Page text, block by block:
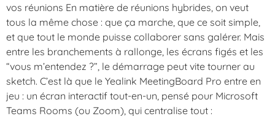
vos réunions En matière de réunions hybrides, on veut
tous la même chose : que ça marche, que ce soit simple,
et que tout le monde puisse collaborer sans galérer. Mais
entre les branchements à rallonge, les écrans figés et les
“vous m’entendez ?”, le démarrage peut vite tourner au
sketch. C’est là que le Yealink MeetingBoard Pro entre en
jeu : un écran interactif tout-en-un, pensé pour Microsoft
Teams Rooms (ou Zoom), qui centralise tout :